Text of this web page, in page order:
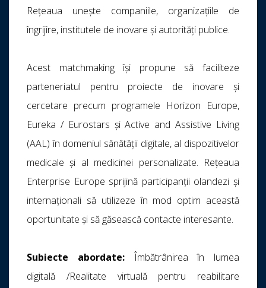
Rețeaua unește companiile, organizațiile de
îngrijire, institutele de inovare și autorități publice.
Acest matchmaking își propune să faciliteze
parteneriatul pentru proiecte de inovare și
cercetare precum programele Horizon Europe,
Eureka / Eurostars și Active and Assistive Living
(AAL) în domeniul sănătății digitale, al dispozitivelor
medicale și al medicinei personalizate. Rețeaua
Enterprise Europe sprijină participanții olandezi și
internaționali să utilizeze în mod optim această
oportunitate și să găsească contacte interesante.
Subiecte abordate:Îmbătrânirea în lumea
digitală /Realitate virtuală pentru reabilitare